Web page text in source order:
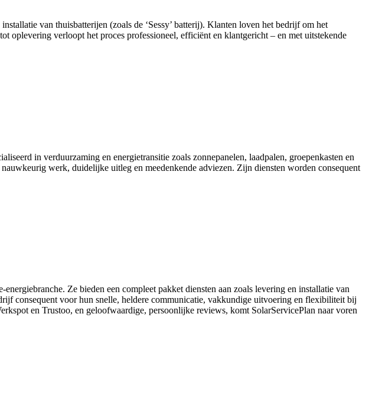
van thuisbatterijen (zoals de ‘Sessy’ batterij). Klanten loven het bedrijf om het
oplevering verloopt het proces professioneel, efficiënt en klantgericht – en met uitstekende
in verduurzaming en energietransitie zoals zonnepanelen, laadpalen, groepenkasten en
werk, duidelijke uitleg en meedenkende adviezen. Zijn diensten worden consequent
Ze bieden een compleet pakket diensten aan zoals levering en installatie van
consequent voor hun snelle, heldere communicatie, vakkundige uitvoering en flexibiliteit bij
en Trustoo, en geloofwaardige, persoonlijke reviews, komt SolarServicePlan naar voren